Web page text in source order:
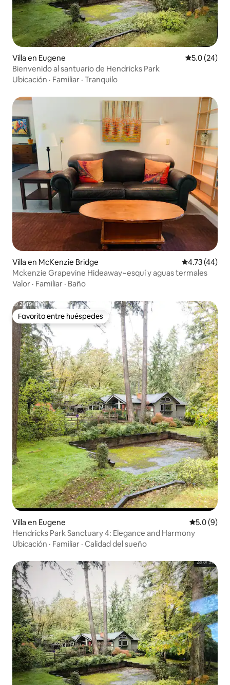
Villa en Eugene Calificación
5.0 (24)
Bienvenido al santuario de Hendricks Park
Ubicación · Familiar · Tranquilo
Villa en McKenzie Bridge Calificación
4.73 (44)
Mckenzie Grapevine Hideaway~esquí y aguas termales
Valor · Familiar · Baño
Favorito entre huéspedes
Favorito entre huéspedes
Villa en Eugene
5.0 (9)
Hendricks Park Sanctuary 4: Elegance and Harmony
Ubicación · Familiar · Calidad del sueño